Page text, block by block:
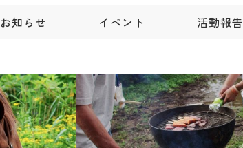
お知らせ イベント 活動報告